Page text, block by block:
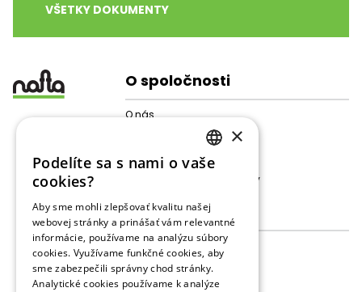
O spoločnosti
O nás
Štruktúra spoločnosti
Galéria
Ochrana osobných údajov
Činnosti
Skladovanie plynu
Prevádzkové dáta
Prieskum
VŠETKY DOKUMENTY
SLOVAK
RUSSIAN
×
Podelíte sa s nami o vaše
cookies?
Aby sme mohli zlepšovať kvalitu našej
webovej stránky a prinášať vám relevantné
informácie, používame na analýzu súbory
cookies. Využívame funkčné cookies, aby
sme zabezpečili správny chod stránky.
Analytické cookies používame k analýze